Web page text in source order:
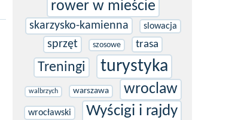
rower w mieście
skarzysko-kamienna slowacja
sprzęt szosowe trasa
Treningi turystyka
walbrzych warszawa wroclaw
wrocławski Wyścigi i rajdy